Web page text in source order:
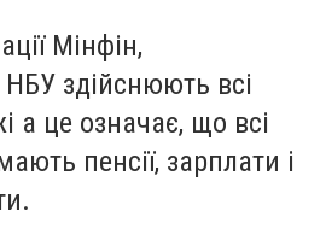
Мінфін,
здійснюють всі
а це означає, що всі
пенсії, зарплати і